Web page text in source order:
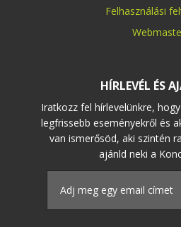
Felhasználási
HÍRLEVÉL ÉS
Iratkozz fel hírlevelünkre,
legfrissebb eseményekről és
van ismerősöd, aki szintén
ajánld neki a